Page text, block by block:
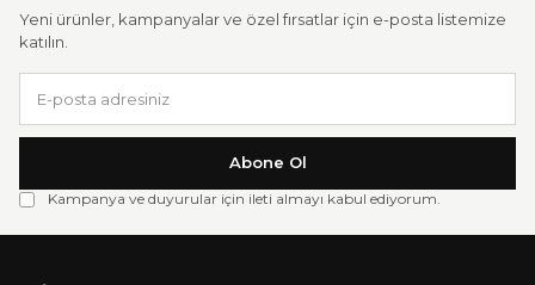
Yeni ürünler, kampanyalar ve özel fırsatlar için e-posta listemize
katılın.
Abone Ol
Kampanya ve duyurular için ileti almayı kabul ediyorum.